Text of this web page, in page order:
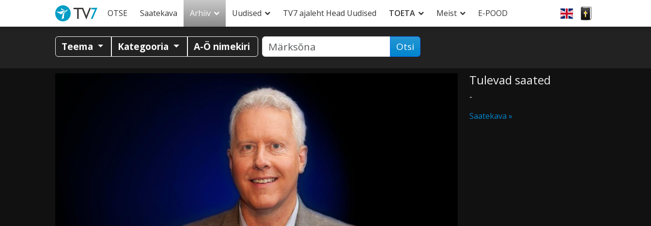
OTSE Saatekava Arhiiv Uudised TV7 ajaleht Head Uudised TOETA Meist E-POOD
Teema Kategooria A-Ö nimekiri Otsi
Tulevad saated
-
Saatekava »